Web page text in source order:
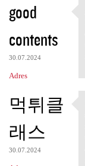
good
contents
30.07.2024
Adres
먹튀클
래스
30.07.2024